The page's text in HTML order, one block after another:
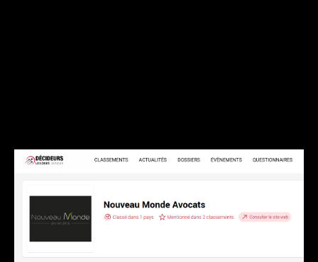
English version
Mentions Légales